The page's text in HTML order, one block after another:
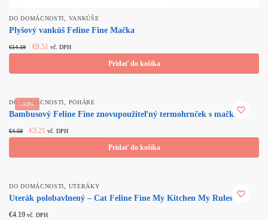
DO DOMÁCNOSTI VANKÚŠE
Plyšový vankúš Feline Fine Mačka
€14.19
Original price
was: €14.19.
€8.51 Current
price is:
vč. DPH
Pridať do košíka
-30%
DO DOMÁCNOSTI POHÁRE
Bambusový Feline Fine znovupoužiteľný termohrnček s mačkou
€4.59
Original price
was: €4.59.
€3.21 Current
price is:
vč. DPH
Pridať do košíka
DO DOMÁCNOSTI UTERÁKY
Uterák polobavlnený – Cat Feline Fine My Kitchen My Rules
€4.19 vč. DPH